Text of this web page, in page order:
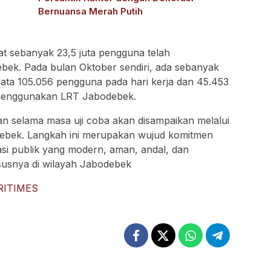
Bernuansa Merah Putih
sebanyak 23,5 juta pengguna telah
Pada bulan Oktober sendiri, ada sebanyak
105.056 pengguna pada hari kerja dan 45.453
LRT Jabodebek.
selama masa uji coba akan disampaikan melalui
Langkah ini merupakan wujud komitmen
publik yang modern, aman, andal, dan
di wilayah Jabodebek